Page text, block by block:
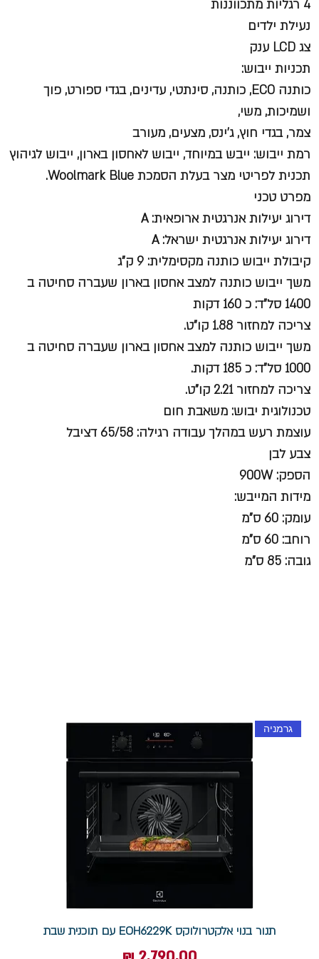
4 רגליות מתכווננות
נעילת ילדים
צג LCD ענק
תכניות ייבוש:
כותנה ECO, כותנה, סינתטי, עדינים, בגדי ספורט, פוך
ושמיכות, משי,
צמר, בגדי חוץ, ג’ינס, מצעים, מעורב
רמת ייבוש: ייבש במיוחד, ייבוש לאחסון בארון, ייבוש לגיהוץ
תכנית לפריטי מצר בעלת הסמכת Woolmark Blue.
מפרט טכני
דירוג יעילות אנרגטית ארופאית: A
דירוג יעילות אנרגטית ישראל: A
קיבולת ייבוש כותנה מקסימלית: 9 ק”ג
משך ייבוש כותנה למצב אחסון בארון שעברה סחיטה ב
1400 סל”ד: כ 160 דקות
צריכה למחזור 1.88 קו”ט.
משך ייבוש כותנה למצב אחסון בארון שעברה סחיטה ב
1000 סל”ד: כ 185 דקות.
צריכה למחזור 2.21 קו”ט.
טכנולוגית יבוש: משאבת חום
עוצמת רעש במהלך עבודה רגילה: 65/58 דציבל
צבע לבן
הספק: 900W
מידות המייבש:
עומק: 60 ס”מ
רוחב: 60 ס”מ
גובה: 85 ס”מ
גרמניה
תנור בנוי אלקטרולוקס EOH6229K עם תוכנית שבת